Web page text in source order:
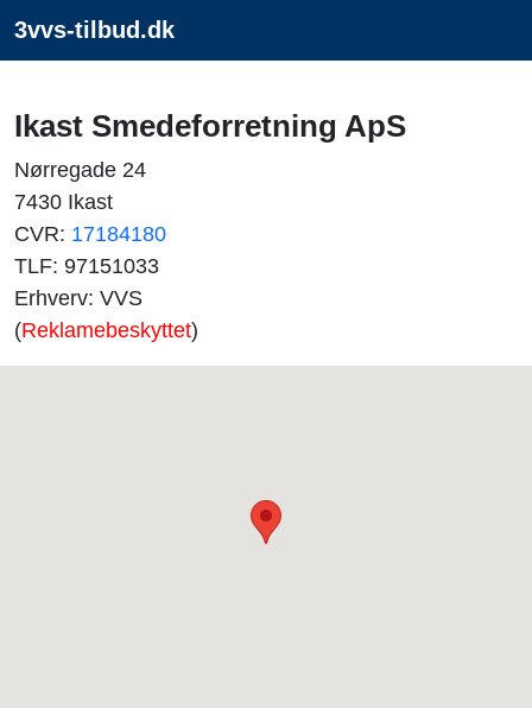
3vvs-tilbud.dk
Ikast Smedeforretning ApS
Nørregade 24
7430 Ikast
CVR: 17184180
TLF: 97151033
Erhverv: VVS
(Reklamebeskyttet)